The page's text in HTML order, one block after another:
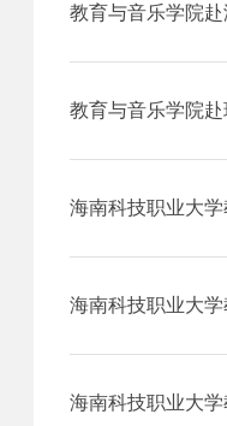
公司访企拓岗
教育与音乐学院
访企拓岗
教育与音乐学院
职“3+2”音乐表演
海南科技职业大
儿园、海口市井
海南科技职业大
艺术学校开展
海南科技职业大